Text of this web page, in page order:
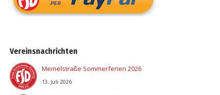
Vereinsnachrichten
Memelstraße Sommerferien 2026
13. Juli 2026